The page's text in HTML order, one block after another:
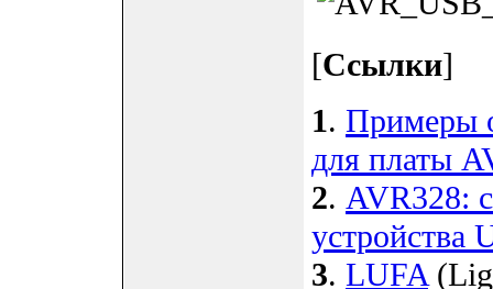
[Ссылки]
1. Примеры
для платы
2. AVR328:
устройства
3. LUFA